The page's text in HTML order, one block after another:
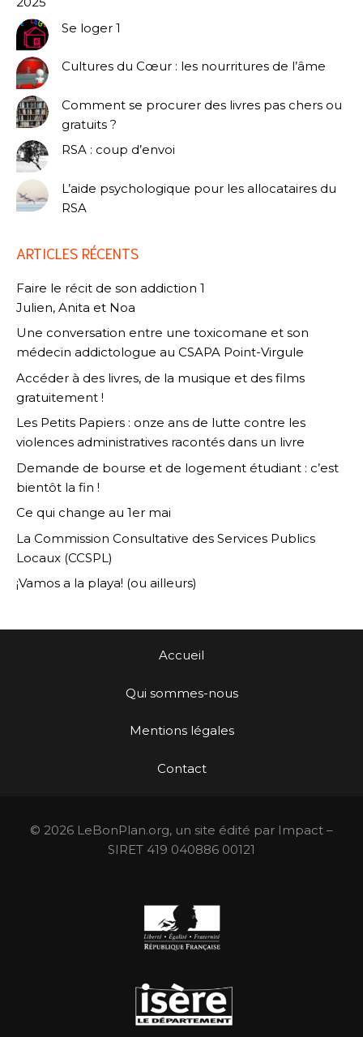
Se loger 1
Cultures du Cœur : les nourritures de l’âme
Comment se procurer des livres pas chers ou
gratuits ?
RSA : coup d’envoi
L’aide psychologique pour les allocataires du
RSA
ARTICLES RÉCENTS
Faire le récit de son addiction 1
Julien, Anita et Noa
Une conversation entre une toxicomane et son
médecin addictologue au CSAPA Point-Virgule
Accéder à des livres, de la musique et des films
gratuitement !
Les Petits Papiers : onze ans de lutte contre les
violences administratives racontés dans un livre
Demande de bourse et de logement étudiant : c’est
bientôt la fin !
Ce qui change au 1er mai
La Commission Consultative des Services Publics
Locaux (CCSPL)
¡Vamos a la playa! (ou ailleurs)
Accueil
Qui sommes-nous
Mentions légales
Contact
© 2026 LeBonPlan.org, un site édité par Impact –
SIRET 419 040886 00121